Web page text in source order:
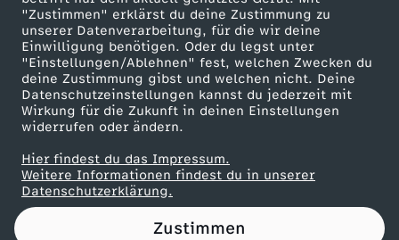
"Zustimmen" erklärst du deine Zustimmung zu
unserer Datenverarbeitung, für die wir deine
Einwilligung benötigen. Oder du legst unter
"Einstellungen/Ablehnen" fest, welchen Zwecken du
deine Zustimmung gibst und welchen nicht. Deine
Datenschutzeinstellungen kannst du jederzeit mit
Wirkung für die Zukunft in deinen Einstellungen
widerrufen oder ändern.
Hier findest du das Impressum.
Weitere Informationen findest du in unserer
Datenschutzerklärung.
Zustimmen
i
c
h
t
e
Werbefernsehen
Mainzelmännchen
Partner